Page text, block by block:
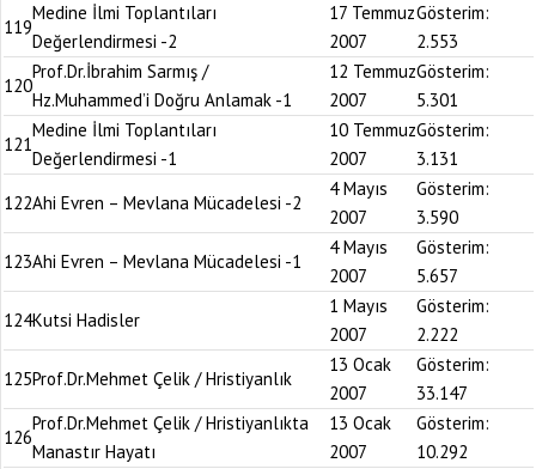
119
Medine İlmi Toplantıları
Değerlendirmesi -2
17 Temmuz
2007
Gösterim:
2.553
120
Prof.Dr.İbrahim Sarmış /
Hz.Muhammed’i Doğru Anlamak -1
12 Temmuz
2007
Gösterim:
5.301
121
Medine İlmi Toplantıları
Değerlendirmesi -1
10 Temmuz
2007
Gösterim:
3.131
122Ahi Evren – Mevlana Mücadelesi -2
4 Mayıs
2007
Gösterim:
3.590
123Ahi Evren – Mevlana Mücadelesi -1
4 Mayıs
2007
Gösterim:
5.657
124Kutsi Hadisler
1 Mayıs
2007
Gösterim:
2.222
125Prof.Dr.Mehmet Çelik / Hristiyanlık
13 Ocak
2007
Gösterim:
33.147
126
Prof.Dr.Mehmet Çelik / Hristiyanlıkta
Manastır Hayatı
13 Ocak
2007
Gösterim:
10.292